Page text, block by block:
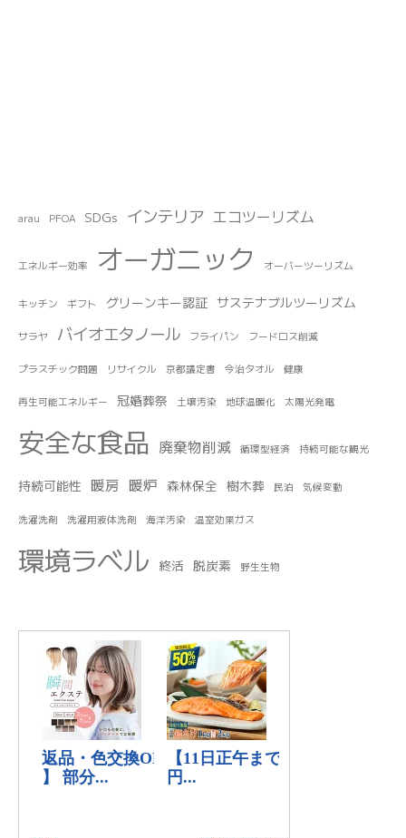
arau PFOA SDGs インテリア エコツーリズム
エネルギー効率 オーガニック オーバーツーリズム
キッチン ギフト グリーンキー認証 サステナブルツーリズム
サラヤ バイオエタノール フライパン フードロス削減
プラスチック問題 リサイクル 京都議定書 今治タオル 健康
再生可能エネルギー 冠婚葬祭 土壌汚染 地球温暖化 太陽光発電
安全な食品 廃棄物削減 循環型経済 持続可能な観光
持続可能性 暖房 暖炉 森林保全 樹木葬 民泊 気候変動
洗濯洗剤 洗濯用液体洗剤 海洋汚染 温室効果ガス
環境ラベル 終活 脱炭素 野生生物